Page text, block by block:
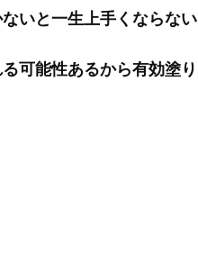
いと一生上手くならない
可能性あるから有効塗り